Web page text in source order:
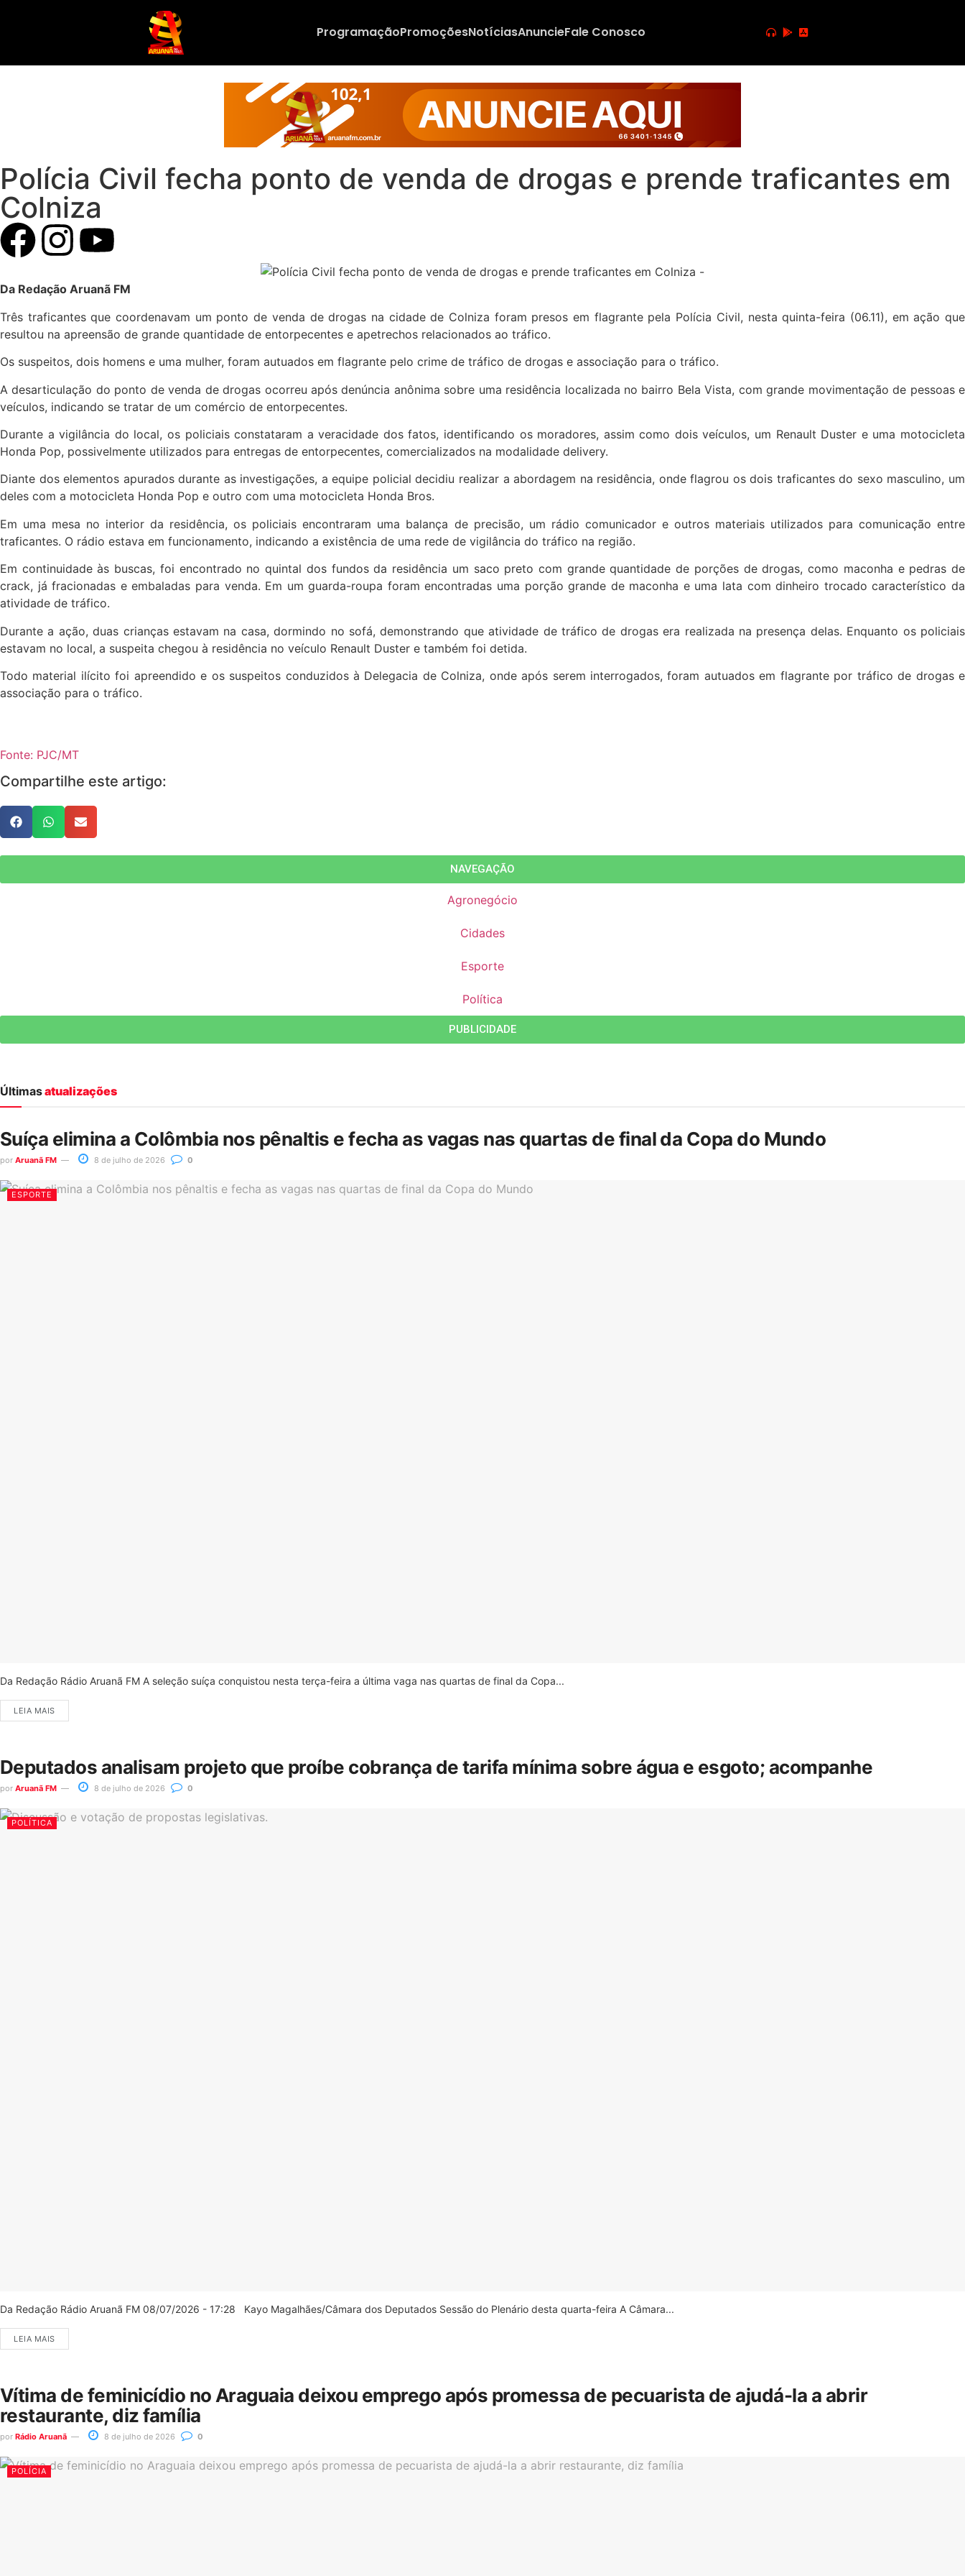
ProgramaçãoPromoçõesNotíciasAnuncieFale Conosco
Polícia Civil fecha ponto de venda de drogas e prende traficantes em
Colniza
Da Redação Aruanã FM
Três traficantes que coordenavam um ponto de venda de drogas na cidade de Colniza foram presos em flagrante pela Polícia Civil, nesta quinta-feira (06.11), em ação que
resultou na apreensão de grande quantidade de entorpecentes e apetrechos relacionados ao tráfico.
Os suspeitos, dois homens e uma mulher, foram autuados em flagrante pelo crime de tráfico de drogas e associação para o tráfico.
A desarticulação do ponto de venda de drogas ocorreu após denúncia anônima sobre uma residência localizada no bairro Bela Vista, com grande movimentação de pessoas e
veículos, indicando se tratar de um comércio de entorpecentes.
Durante a vigilância do local, os policiais constataram a veracidade dos fatos, identificando os moradores, assim como dois veículos, um Renault Duster e uma motocicleta
Honda Pop, possivelmente utilizados para entregas de entorpecentes, comercializados na modalidade delivery.
Diante dos elementos apurados durante as investigações, a equipe policial decidiu realizar a abordagem na residência, onde flagrou os dois traficantes do sexo masculino, um
deles com a motocicleta Honda Pop e outro com uma motocicleta Honda Bros.
Em uma mesa no interior da residência, os policiais encontraram uma balança de precisão, um rádio comunicador e outros materiais utilizados para comunicação entre
traficantes. O rádio estava em funcionamento, indicando a existência de uma rede de vigilância do tráfico na região.
Em continuidade às buscas, foi encontrado no quintal dos fundos da residência um saco preto com grande quantidade de porções de drogas, como maconha e pedras de
crack, já fracionadas e embaladas para venda. Em um guarda-roupa foram encontradas uma porção grande de maconha e uma lata com dinheiro trocado característico da
atividade de tráfico.
Durante a ação, duas crianças estavam na casa, dormindo no sofá, demonstrando que atividade de tráfico de drogas era realizada na presença delas. Enquanto os policiais
estavam no local, a suspeita chegou à residência no veículo Renault Duster e também foi detida.
Todo material ilícito foi apreendido e os suspeitos conduzidos à Delegacia de Colniza, onde após serem interrogados, foram autuados em flagrante por tráfico de drogas e
associação para o tráfico.
Fonte: PJC/MT
Compartilhe este artigo:
NAVEGAÇÃO
Agronegócio
Cidades
Esporte
Política
PUBLICIDADE
Últimasatualizações
Suíça elimina a Colômbia nos pênaltis e fecha as vagas nas quartas de final da Copa do Mundo
por Aruanã FM 8 de julho de 2026 0
ESPORTE
Da Redação Rádio Aruanã FM A seleção suíça conquistou nesta terça-feira a última vaga nas quartas de final da Copa...
LEIA MAIS
Deputados analisam projeto que proíbe cobrança de tarifa mínima sobre água e esgoto; acompanhe
por Aruanã FM 8 de julho de 2026 0
POLÍTICA
Da Redação Rádio Aruanã FM 08/07/2026 - 17:28 Kayo Magalhães/Câmara dos Deputados Sessão do Plenário desta quarta-feira A Câmara...
LEIA MAIS
Vítima de feminicídio no Araguaia deixou emprego após promessa de pecuarista de ajudá-la a abrir
restaurante, diz família
por Rádio Aruanã 8 de julho de 2026 0
POLÍCIA